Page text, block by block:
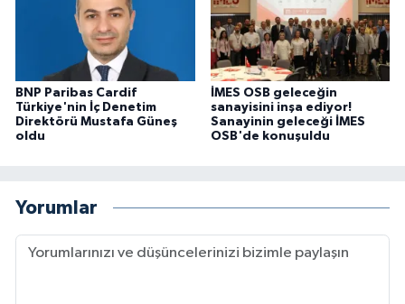
BNP Paribas Cardif
Türkiye'nin İç Denetim
Direktörü Mustafa Güneş
oldu
İMES OSB geleceğin
sanayisini inşa ediyor!
Sanayinin geleceği İMES
OSB'de konuşuldu
Yorumlar